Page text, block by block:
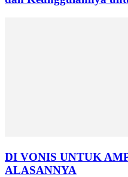
DI VONIS UNTUK
ALASANNYA